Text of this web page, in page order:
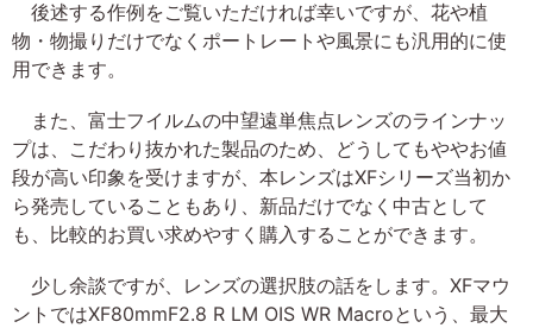
後述する作例をご覧いただければ幸いですが、花や植
物・物撮りだけでなくポートレートや風景にも汎用的に使
用できます。
また、富士フイルムの中望遠単焦点レンズのラインナッ
プは、こだわり抜かれた製品のため、どうしてもややお値
段が高い印象を受けますが、本レンズはXFシリーズ当初か
ら発売していることもあり、新品だけでなく中古として
も、比較的お買い求めやすく購入することができます。
少し余談ですが、レンズの選択肢の話をします。XFマウ
ントではXF80mmF2.8 R LM OIS WR Macroという、最大